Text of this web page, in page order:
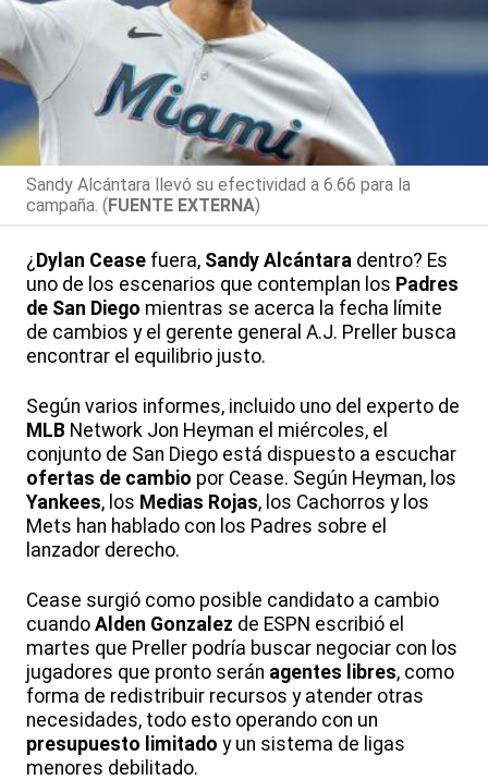
Sandy Alcántara llevó su efectividad a 6.66 para la
campaña. (FUENTE EXTERNA)
¿ Dylan Cease fuera, Sandy Alcántara dentro? Es
uno de los escenarios que contemplan los Padres
de San Diego mientras se acerca la fecha límite
de cambios y el gerente general A.J. Preller busca
encontrar el equilibrio justo.
Según varios informes, incluido uno del experto de
MLB Network Jon Heyman el miércoles, el
conjunto de San Diego está dispuesto a escuchar
ofertas de cambio por Cease. Según Heyman, los
Yankees, los Medias Rojas, los Cachorros y los
Mets han hablado con los Padres sobre el
lanzador derecho.
Cease surgió como posible candidato a cambio
cuando Alden Gonzalez de ESPN escribió el
martes que Preller podría buscar negociar con los
jugadores que pronto serán agentes libres, como
forma de redistribuir recursos y atender otras
necesidades, todo esto operando con un
presupuesto limitado y un sistema de ligas
menores debilitado.